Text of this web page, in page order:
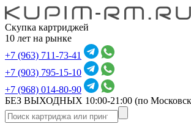
Скупка картриджей
10 лет на рынке
+7 (963) 711-73-41
+7 (903) 795-15-10
+7 (968) 014-80-90
БЕЗ ВЫХОДНЫХ 10:00-21:00 (по